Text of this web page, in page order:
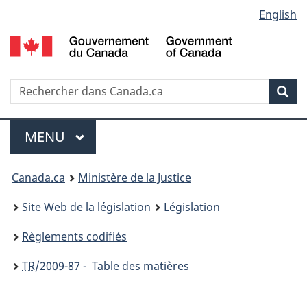
au
contenu
propos
de
la
HTML
simplifiée
selection
English
Recherche
Menu
MENU PRINCIPAL
You
are
here:
Canada.ca
Ministère de la Justice
Site Web de la législation
Législation
Règlements codifiés
TR/2009-87 - Table des matières